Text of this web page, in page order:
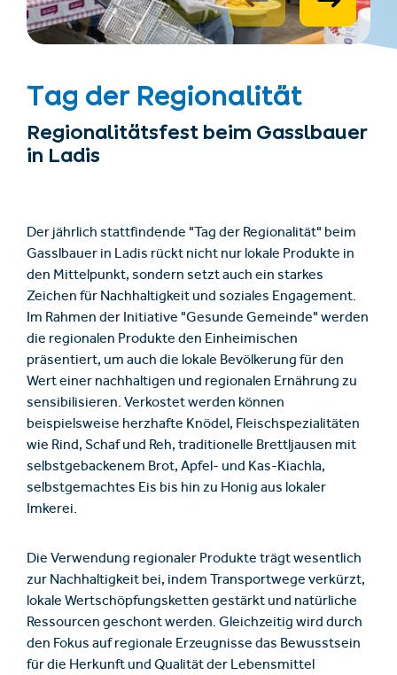
Tag der Regionalität
Regionalitätsfest beim Gasslbauer
in Ladis
Der jährlich stattfindende "Tag der Regionalität" beim
Gasslbauer in Ladis rückt nicht nur lokale Produkte in
den Mittelpunkt, sondern setzt auch ein starkes
Zeichen für Nachhaltigkeit und soziales Engagement.
Im Rahmen der Initiative "Gesunde Gemeinde" werden
die regionalen Produkte den Einheimischen
präsentiert, um auch die lokale Bevölkerung für den
Wert einer nachhaltigen und regionalen Ernährung zu
sensibilisieren. Verkostet werden können
beispielsweise herzhafte Knödel, Fleischspezialitäten
wie Rind, Schaf und Reh, traditionelle Brettljausen mit
selbstgebackenem Brot, Apfel- und Kas-Kiachla,
selbstgemachtes Eis bis hin zu Honig aus lokaler
Imkerei.
Die Verwendung regionaler Produkte trägt wesentlich
zur Nachhaltigkeit bei, indem Transportwege verkürzt,
lokale Wertschöpfungsketten gestärkt und natürliche
Ressourcen geschont werden. Gleichzeitig wird durch
den Fokus auf regionale Erzeugnisse das Bewusstsein
für die Herkunft und Qualität der Lebensmittel